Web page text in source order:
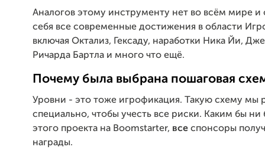
Аналогов этому инструменту нет во всём мире и
себя все современные достижения в области
включая Октализ, Гексаду, наработки Ника Йи,
Ричарда Бартла и много что ещё.
Почему была выбрана пошаговая
Уровни - это тоже игрофикация. Такую схему мы
специально, чтобы учесть все риски. Каким бы ни
этого проекта на Boomstarter, все спонсоры
награды.